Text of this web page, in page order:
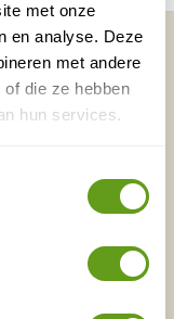
met onze
en analyse. Deze
met andere
die ze hebben
hun services.
je interesse?